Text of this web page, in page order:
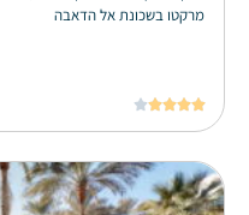
מרקטו בשכונת אל הדאבה




